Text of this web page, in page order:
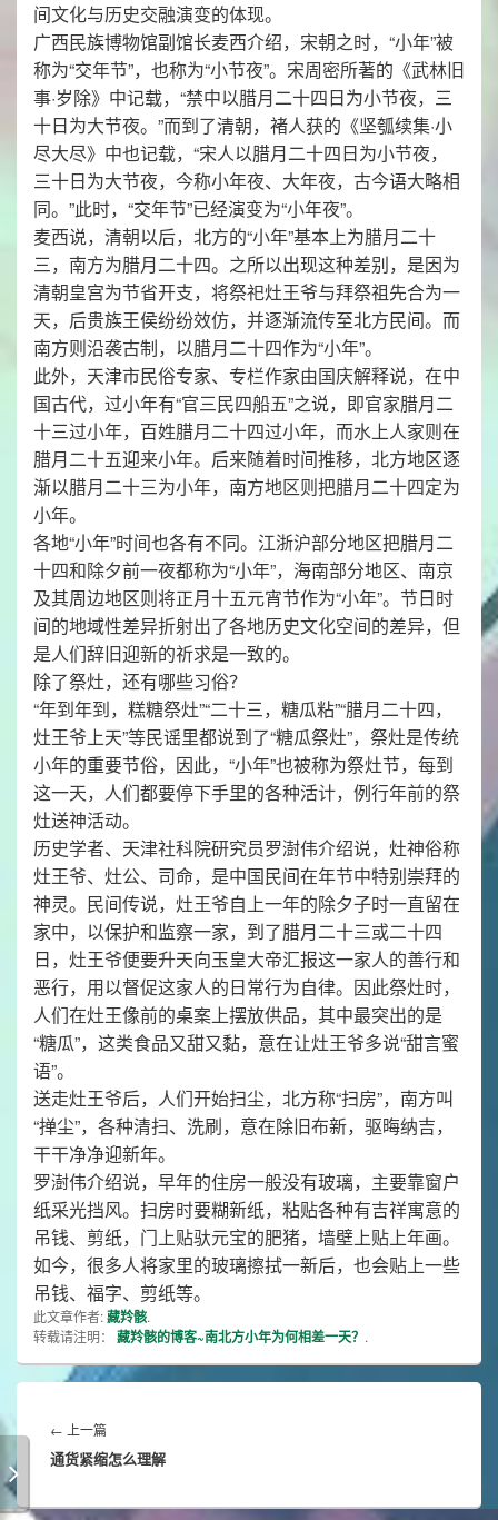
间文化与历史交融演变的体现。
广西民族博物馆副馆长麦西介绍，宋朝之时，“小年”被
称为“交年节”，也称为“小节夜”。宋周密所著的《武林旧
事·岁除》中记载，“禁中以腊月二十四日为小节夜，三
十日为大节夜。”而到了清朝，褚人获的《坚瓠续集·小
尽大尽》中也记载，“宋人以腊月二十四日为小节夜，
三十日为大节夜，今称小年夜、大年夜，古今语大略相
同。”此时，“交年节”已经演变为“小年夜”。
麦西说，清朝以后，北方的“小年”基本上为腊月二十
三，南方为腊月二十四。之所以出现这种差别，是因为
清朝皇宫为节省开支，将祭祀灶王爷与拜祭祖先合为一
天，后贵族王侯纷纷效仿，并逐渐流传至北方民间。而
南方则沿袭古制，以腊月二十四作为“小年”。
此外，天津市民俗专家、专栏作家由国庆解释说，在中
国古代，过小年有“官三民四船五”之说，即官家腊月二
十三过小年，百姓腊月二十四过小年，而水上人家则在
腊月二十五迎来小年。后来随着时间推移，北方地区逐
渐以腊月二十三为小年，南方地区则把腊月二十四定为
小年。
各地“小年”时间也各有不同。江浙沪部分地区把腊月二
十四和除夕前一夜都称为“小年”，海南部分地区、南京
及其周边地区则将正月十五元宵节作为“小年”。节日时
间的地域性差异折射出了各地历史文化空间的差异，但
是人们辞旧迎新的祈求是一致的。
除了祭灶，还有哪些习俗？
“年到年到，糕糖祭灶”“二十三，糖瓜粘”“腊月二十四，
灶王爷上天”等民谣里都说到了“糖瓜祭灶”，祭灶是传统
小年的重要节俗，因此，“小年”也被称为祭灶节，每到
这一天，人们都要停下手里的各种活计，例行年前的祭
灶送神活动。
历史学者、天津社科院研究员罗澍伟介绍说，灶神俗称
灶王爷、灶公、司命，是中国民间在年节中特别崇拜的
神灵。民间传说，灶王爷自上一年的除夕子时一直留在
家中，以保护和监察一家，到了腊月二十三或二十四
日，灶王爷便要升天向玉皇大帝汇报这一家人的善行和
恶行，用以督促这家人的日常行为自律。因此祭灶时，
人们在灶王像前的桌案上摆放供品，其中最突出的是
“糖瓜”，这类食品又甜又黏，意在让灶王爷多说“甜言蜜
语”。
送走灶王爷后，人们开始扫尘，北方称“扫房”，南方叫
“掸尘”，各种清扫、洗刷，意在除旧布新，驱晦纳吉，
干干净净迎新年。
罗澍伟介绍说，早年的住房一般没有玻璃，主要靠窗户
纸采光挡风。扫房时要糊新纸，粘贴各种有吉祥寓意的
吊钱、剪纸，门上贴驮元宝的肥猪，墙壁上贴上年画。
如今，很多人将家里的玻璃擦拭一新后，也会贴上一些
吊钱、福字、剪纸等。
此文章作者:藏羚骸.
转载请注明： 藏羚骸的博客~南北方小年为何相差一天？ .
章
导
← 上一篇Previous
post:
通货紧缩怎么理解